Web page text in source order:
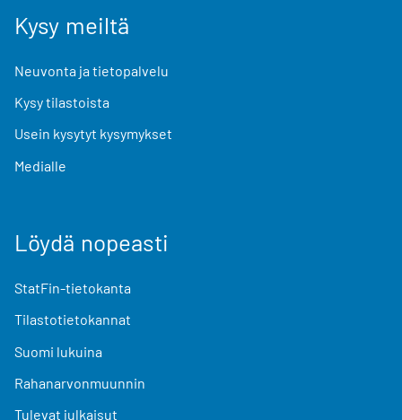
Kysy meiltä
Neuvonta ja tietopalvelu
Kysy tilastoista
Usein kysytyt kysymykset
Medialle
Löydä nopeasti
StatFin-tietokanta
Tilastotietokannat
Suomi lukuina
Rahanarvonmuunnin
Tulevat julkaisut